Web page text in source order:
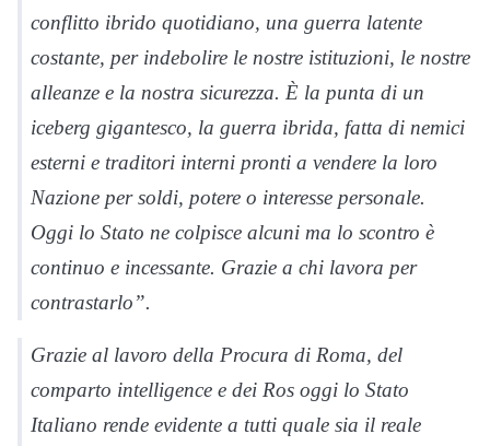
conflitto ibrido quotidiano, una guerra latente
costante, per indebolire le nostre istituzioni, le nostre
alleanze e la nostra sicurezza. È la punta di un
iceberg gigantesco, la guerra ibrida, fatta di nemici
esterni e traditori interni pronti a vendere la loro
Nazione per soldi, potere o interesse personale.
Oggi lo Stato ne colpisce alcuni ma lo scontro è
continuo e incessante. Grazie a chi lavora per
contrastarlo”.
Grazie al lavoro della Procura di Roma, del
comparto intelligence e dei Ros oggi lo Stato
Italiano rende evidente a tutti quale sia il reale